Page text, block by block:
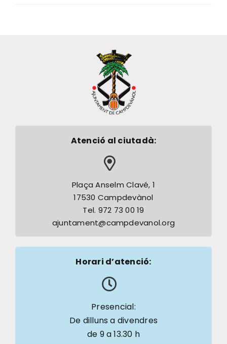
Atenció al ciutadà:
Plaça Anselm Clavé, 1
17530 Campdevànol
Tel. 972 73 00 19
ajuntament@campdevanol.org
Horari d’atenció:
Presencial:
De dilluns a divendres
de 9 a 13.30 h